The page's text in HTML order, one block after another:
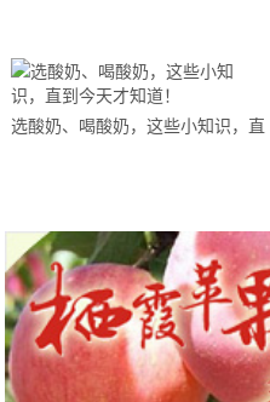
选酸奶、喝酸奶，这些小知识，直